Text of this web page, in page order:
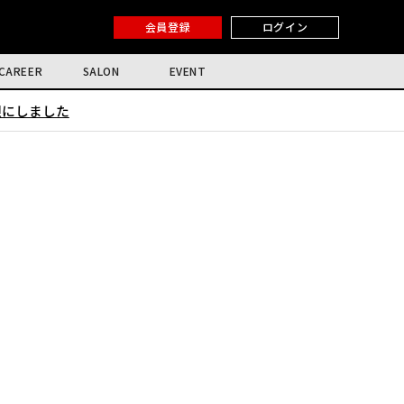
会員登録 ログイン
SALON EVENT
しました